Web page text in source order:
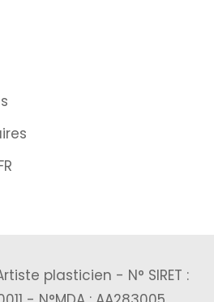
plasticien - N° SIRET :